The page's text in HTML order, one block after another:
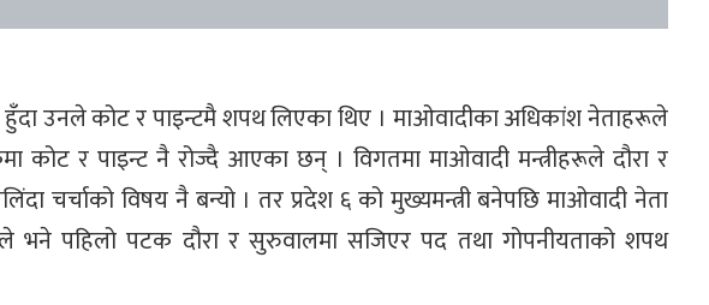
हुँदा उनले कोट र पाइन्टमै शपथ लिएका थिए । माओवादीका अधिकांश नेताहरूले
कोट र पाइन्ट नै रोज्दै आएका छन् । विगतमा माओवादी मन्त्रीहरूले दौरा र
चर्चाको विषय नै बन्यो । तर प्रदेश ६ को मुख्यमन्त्री बनेपछि माओवादी नेता
भने पहिलो पटक दौरा र सुरुवालमा सजिएर पद तथा गोपनीयताको शपथ